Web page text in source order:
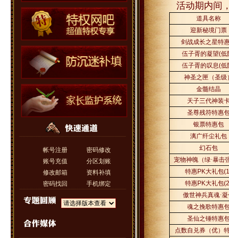
帐号注册
密码修改
账号充值
分区划账
修改邮箱
资料补填
密码找回
手机绑定
活动期内间
道具名称
迎新秘境门票
剑战成长之星特
伍子胥的凝望(低
伍子胥的叹息(低
神圣之匣（圣级
金髓结晶
天子三代神装
圣尊残符特惠
银票特惠包
漓广纤尘礼包
幻石包
宠物神魄（绿·暴击
特惠PK大礼包
特惠PK大礼包
傲世神兵真魂·
魂之挽歌特惠
圣仙之锤特惠
点数自兑券（优）